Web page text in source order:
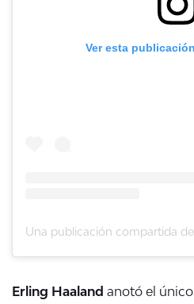
Ver esta
Erling Haaland anotó el